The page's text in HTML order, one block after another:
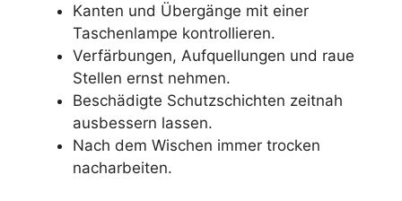
Kanten und Übergänge mit einer
Taschenlampe kontrollieren.
Verfärbungen, Aufquellungen und raue
Stellen ernst nehmen.
Beschädigte Schutzschichten zeitnah
ausbessern lassen.
Nach dem Wischen immer trocken
nacharbeiten.